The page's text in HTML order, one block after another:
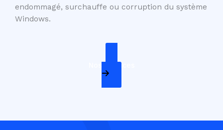
endommagé, surchauffe ou corruption du système
Windows.
Nos Services